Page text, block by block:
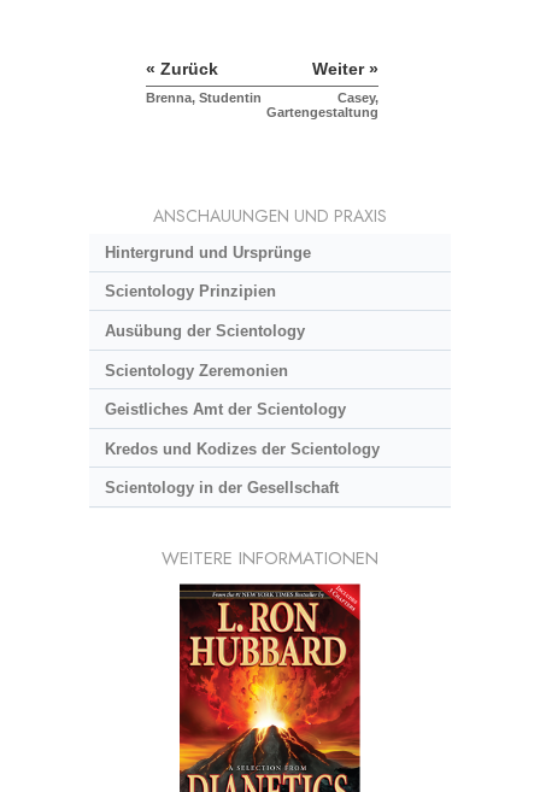
« Zurück
Brenna, Studentin
Weiter »
Casey,
Gartengestaltung
ANSCHAUUNGEN UND PRAXIS
Hintergrund und Ursprünge
Scientology Prinzipien
Ausübung der Scientology
Scientology Zeremonien
Geistliches Amt der Scientology
Kredos und Kodizes der Scientology
Scientology in der Gesellschaft
WEITERE INFORMATIONEN